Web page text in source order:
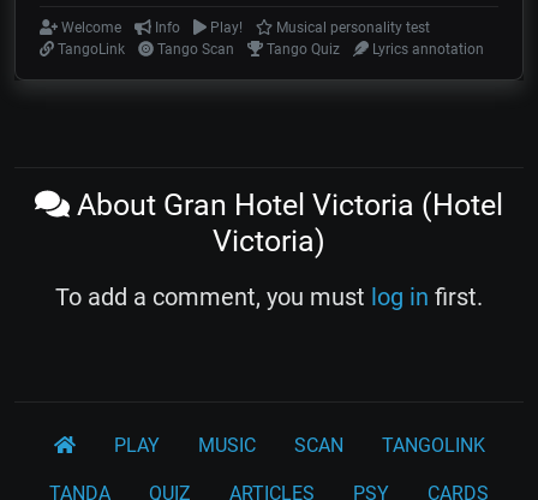
Welcome Info Play!
Musical personality test
TangoLink
Tango Scan Tango Quiz Lyrics annotation
About Gran Hotel Victoria (Hotel
Victoria)
To add a comment, you must log in first.
PLAY MUSIC SCAN TANGOLINK
TANDA QUIZ ARTICLES PSY CARDS